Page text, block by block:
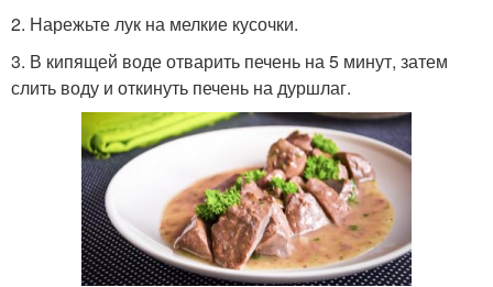
2. Нарежьте лук на мелкие кусочки.
3. В кипящей воде отварить печень на 5 минут, затем
слить воду и откинуть печень на дуршлаг.